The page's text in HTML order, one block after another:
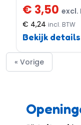
€ 3,50 excl.
€ 4,24 incl. BTW
Bekijk details
« Vorige